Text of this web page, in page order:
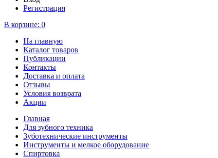
Регистрация
В корзине: 0
На главную
Каталог товаров
Публикации
Контакты
Доставка и оплата
Отзывы
Условия возврата
Акции
Главная
Для зубного техника
Зуботехнические инструменты
Инструменты и мелкое оборудование
Спиртовка